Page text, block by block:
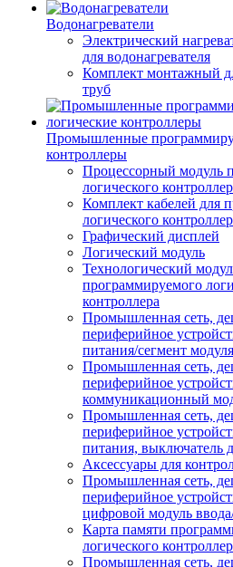
Водонагреватели
Электрический
для водонагревателя
Комплект монтажный
труб
Промышленные
контроллеры
Процессорный модуль
логического
Комплект кабелей для
логического
Графический дисплей
Логический модуль
Технологический
программируемого
контроллера
Промышленная сеть,
периферийное
питания/сегмент модуля
Промышленная сеть,
периферийное
коммуникационный
Промышленная сеть,
периферийное
питания, выключатель
Аксессуары для
Промышленная сеть,
периферийное
цифровой модуль
Карта памяти
логического
Промышленная сеть,